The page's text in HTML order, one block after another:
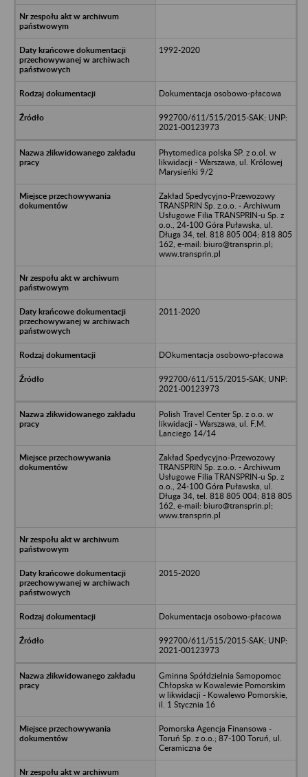
1992-2020
Dokumentacja osobowo-płacowa
992700/611/515/2015-SAK; UNP:
2021-00123973
Phytomedica polska SP. z o.ol. w
likwidacji - Warszawa, ul. Królowej
Marysieńki 9/2
Zakład Spedycyjno-Przewozowy
TRANSPRIN Sp. z.o.o. - Archiwum
Usługowe Filia TRANSPRIN-u Sp. z
o.o., 24-100 Góra Puławska, ul.
Długa 34, tel. 818 805 004; 818 805
162, e-mail: biuro@transprin.pl;
www.transprin.pl
2011-2020
DOkumentacja osobowo-płacowa
992700/611/515/2015-SAK; UNP:
2021-00123973
Polish Travel Center Sp. z o.o. w
likwidacji - Warszawa, ul. F.M.
Lanciego 14/14
Zakład Spedycyjno-Przewozowy
TRANSPRIN Sp. z.o.o. - Archiwum
Usługowe Filia TRANSPRIN-u Sp. z
o.o., 24-100 Góra Puławska, ul.
Długa 34, tel. 818 805 004; 818 805
162, e-mail: biuro@transprin.pl;
www.transprin.pl
2015-2020
Dokumentacja osobowo-płacowa
992700/611/515/2015-SAK; UNP:
2021-00123973
Gminna Spółdzielnia Samopomoc
Chłopska w Kowalewie Pomorskim
w likwidacji - Kowalewo Pomorskie,
il. 1 Stycznia 16
Pomorska Agencja Finansowa -
Toruń Sp. z o.o.; 87-100 Toruń, ul.
Ceramiczna 6e